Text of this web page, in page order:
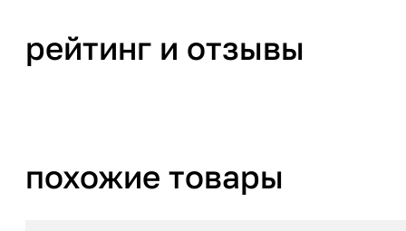
рейтинг и отзывы
похожие товары